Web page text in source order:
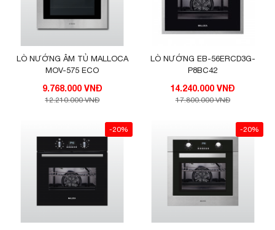
LÒ NƯỚNG ÂM TỦ MALLOCA
MOV-575 ECO
9.768.000 VNĐ
12.210.000 VNĐ
LÒ NƯỚNG EB-56ERCD3G-
P8BC42
14.240.000 VNĐ
17.800.000 VNĐ
-20% -20%